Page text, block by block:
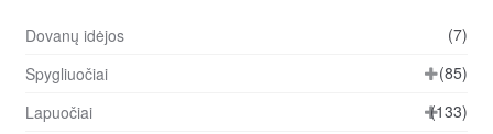
Dovanų idėjos
(7)
Spygliuočiai
(85)
Lapuočiai
(133)